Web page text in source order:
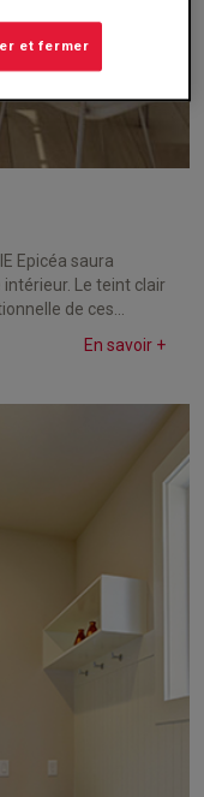
Epicéa saura
Le teint clair
de ces...
En savoir +
et fermer